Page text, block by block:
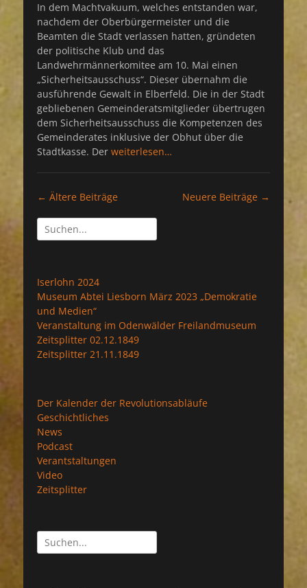
In dem Machtvakuum, welches entstanden war,
nachdem der Oberbürgermeister und die
Beamten die Stadt verlassen hatten, gründeten
der politische Klub und das
Landwehrmännerkomitee am 10. Mai einen
„Sicherheitsausschuss“. Dieser übernahm die
ausführende Gewalt in Elberfeld. Die in der Stadt
gebliebenen Gemeinderatsmitglieder übertrugen
dem Sicherheitsausschuss die Kompetenzen des
Gemeinderates inklusive der Obhut über die
Stadtkasse. Der weiterlesen…
Beitragsnavigation
← Ältere Beiträge Neuere Beiträge →
Suchen
nach:
Iserlohn 2024
Museum Abtei Liesborn März 2023 „Demokratie
und Medien“
Veranstaltung im Odenwälder Freilandmuseum
Zeitsplitter 02.12.1849
Zeitsplitter 21.11.1849
Der Kalender der Revolutionsabläufe
Geschichtliches
News
Podcast
Verantstaltungen
Video
Zeitsplitter
Suchen
nach: